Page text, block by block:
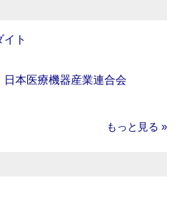
ト
本医療機器産業連合会
もっと見る »